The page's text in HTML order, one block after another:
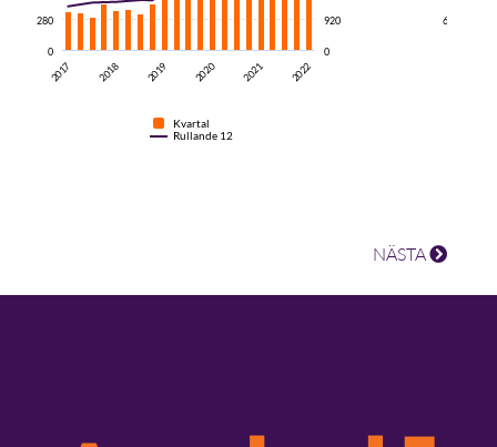
Kvartal
Rullande 12
2017 2018 2019 2020 2021 2022
0
280
0
920 60
NÄSTA